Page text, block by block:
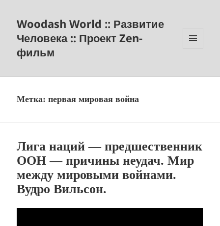
Woodash World :: Развитие
Человека :: Проект Zen-
фильм
Метка:первая мировая война
Лига наций — предшественник
ООН — причины неудач. Мир
между мировыми войнами.
Вудро Вильсон.